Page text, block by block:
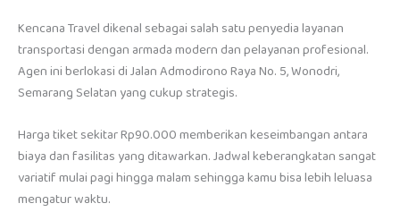
Kencana Travel dikenal sebagai salah satu penyedia layanan
transportasi dengan armada modern dan pelayanan profesional.
Agen ini berlokasi di Jalan Admodirono Raya No. 5, Wonodri,
Semarang Selatan yang cukup strategis.
Harga tiket sekitar Rp90.000 memberikan keseimbangan antara
biaya dan fasilitas yang ditawarkan. Jadwal keberangkatan sangat
variatif mulai pagi hingga malam sehingga kamu bisa lebih leluasa
mengatur waktu.